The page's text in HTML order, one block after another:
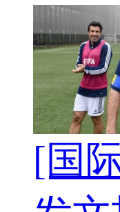
[国